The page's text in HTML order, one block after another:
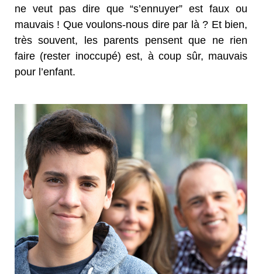
ne veut pas dire que “s’ennuyer” est faux ou
mauvais ! Que voulons-nous dire par là ? Et bien,
très souvent, les parents pensent que ne rien
faire (rester inoccupé) est, à coup sûr, mauvais
pour l’enfant.